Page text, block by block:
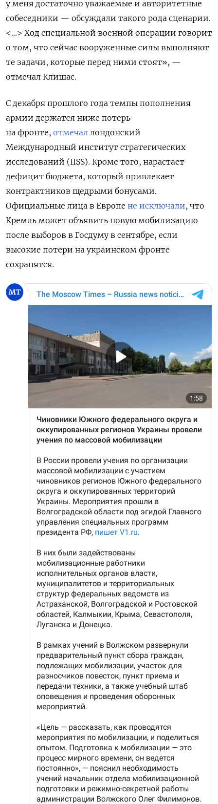
у меня достаточно уважаемые и авторитетные
собеседники — обсуждали такого рода сценарии.
<…> Ход специальной военной операции говорит
о том, что сейчас вооруженные силы выполняют
те задачи, которые перед ними стоят», —
отмечал Клишас.
С декабря прошлого года темпы пополнения
армии держатся ниже потерь
на фронте, отмечал лондонский
Международный институт стратегических
исследований (IISS). Кроме того, нарастает
дефицит бюджета, который привлекает
контрактников щедрыми бонусами.
Официальные лица в Европе не исключали, что
Кремль может объявить новую мобилизацию
после выборов в Госдуму в сентябре, если
высокие потери на украинском фронте
сохранятся.